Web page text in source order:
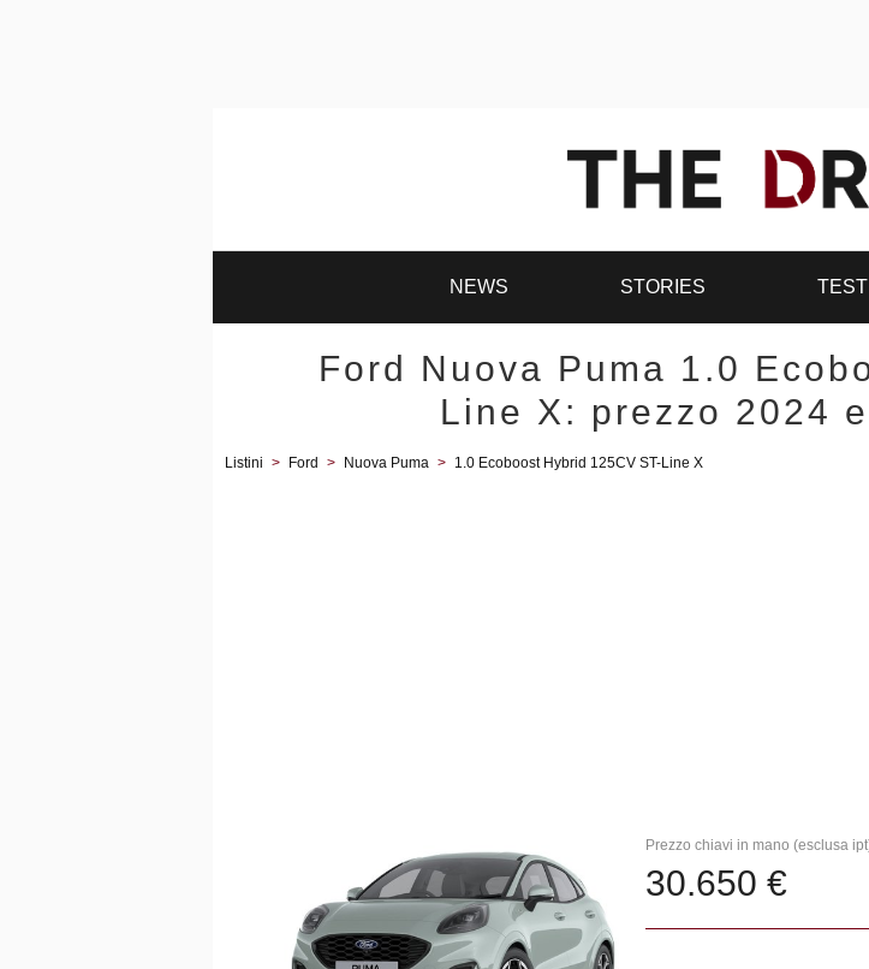
NEWS STORIES
Ford Nuova Puma 1.0
Line X: prezzo 2024
Listini > Ford > Nuova Puma > 1.0 Ecoboost Hybrid 125CV ST-Line X
Prezzo chiavi in mano (esclusa
30.650 €